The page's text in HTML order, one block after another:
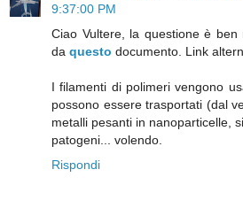
9:37:00 PM
Ciao Vultere, la questione è
da questo documento. Link
I filamenti di polimeri vengono
possono essere trasportati (dal
metalli pesanti in nanoparticelle,
patogeni... volendo.
Rispondi